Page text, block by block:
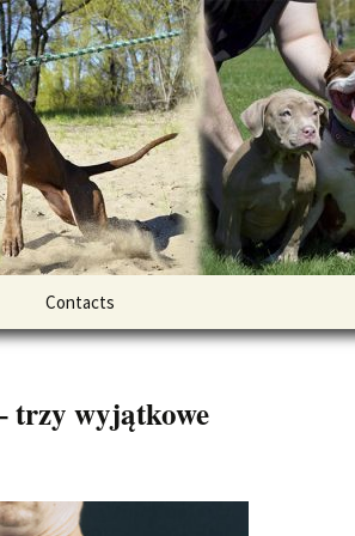
APBT puppies for sale.
Contacts
trzy wyjątkowe